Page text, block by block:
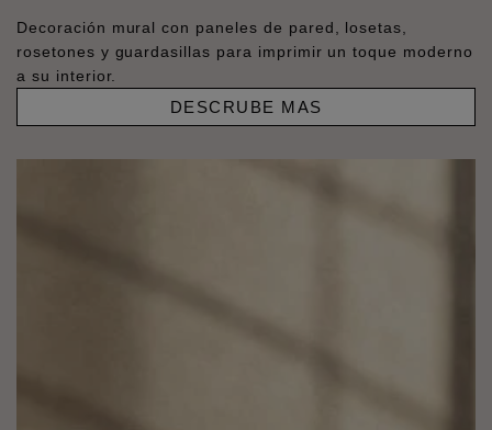
Decoración mural con paneles de pared, losetas,
rosetones y guardasillas para imprimir un toque moderno
a su interior.
DESCRUBE MAS